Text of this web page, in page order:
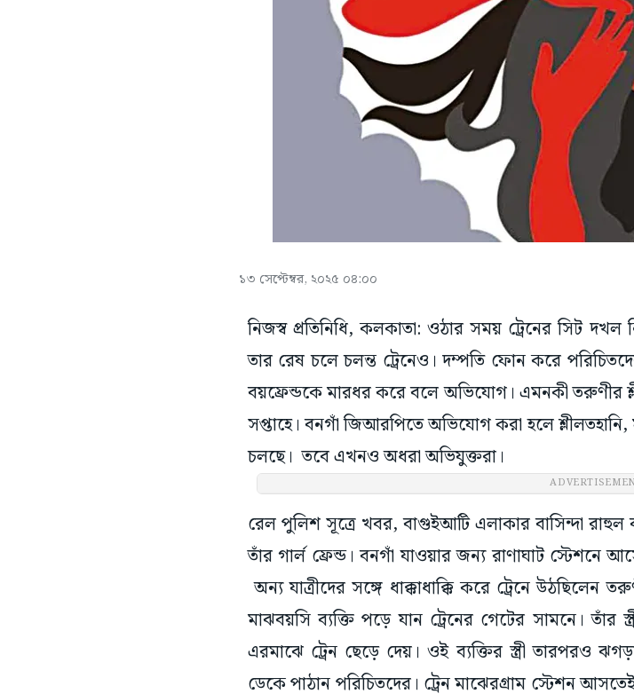
১৩ সেপ্টেম্বর, ২০২৫ ০৪:০০
নিজস্ব প্রতিনিধি, কলকাতা: ওঠার সময় ট্রেনের সিট
তার রেষ চলে চলন্ত ট্রেনেও। দম্পতি ফোন করে
বয়ফ্রেন্ডকে মারধর করে বলে অভিযোগ। এমনকী তরুণীর
সপ্তাহে। বনগাঁ জিআরপিতে অভিযোগ করা হলে
চলছে। তবে এখনও অধরা অভিযুক্তরা।
রেল পুলিশ সূত্রে খবর, বাগুইআটি এলাকার বাসিন্দা রাহুল
তাঁর গার্ল ফ্রেন্ড। বনগাঁ যাওয়ার জন্য রাণাঘাট স্টেশনে
অন্য যাত্রীদের সঙ্গে ধাক্কাধাক্কি করে ট্রেনে উঠছিলেন
মাঝবয়সি ব্যক্তি পড়ে যান ট্রেনের গেটের সামনে। তাঁর
এরমাঝে ট্রেন ছেড়ে দেয়। ওই ব্যক্তির স্ত্রী তারপরও
ডেকে পাঠান পরিচিতদের। ট্রেন মাঝেরগ্রাম স্টেশন